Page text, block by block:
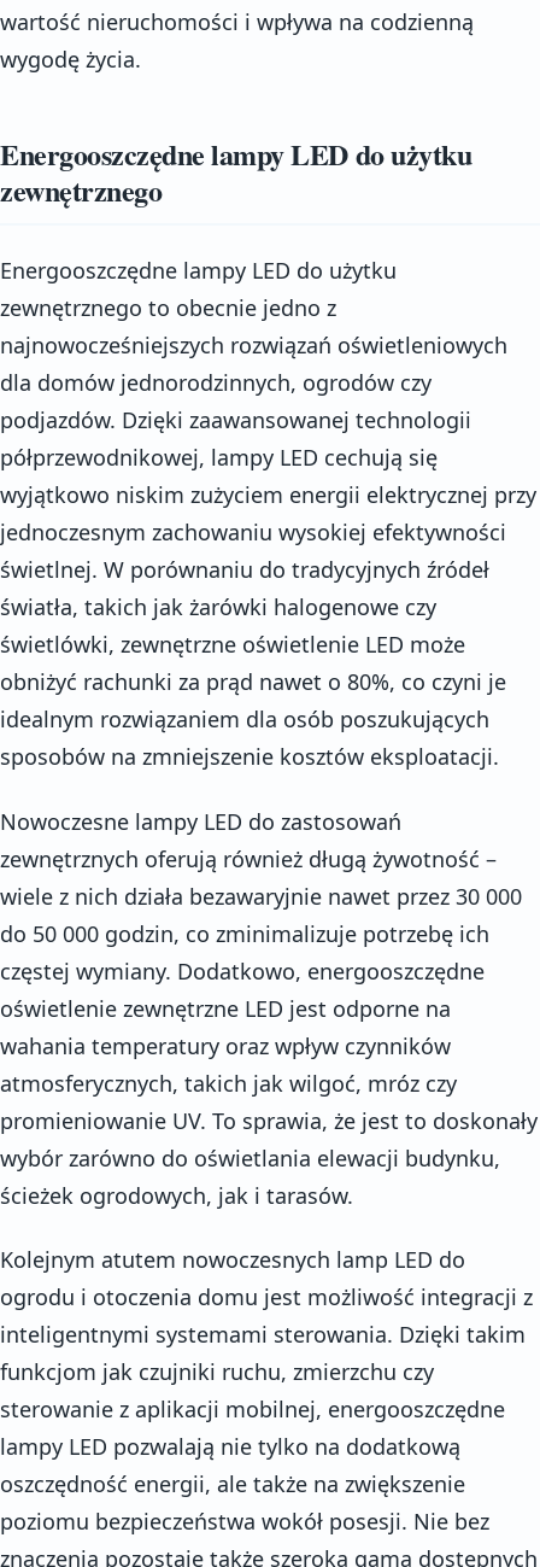
wartość nieruchomości i wpływa na codzienną
wygodę życia.
Energooszczędne lampy LED do użytku
zewnętrznego
Energooszczędne lampy LED do użytku
zewnętrznego to obecnie jedno z
najnowocześniejszych rozwiązań oświetleniowych
dla domów jednorodzinnych, ogrodów czy
podjazdów. Dzięki zaawansowanej technologii
półprzewodnikowej, lampy LED cechują się
wyjątkowo niskim zużyciem energii elektrycznej przy
jednoczesnym zachowaniu wysokiej efektywności
świetlnej. W porównaniu do tradycyjnych źródeł
światła, takich jak żarówki halogenowe czy
świetlówki, zewnętrzne oświetlenie LED może
obniżyć rachunki za prąd nawet o 80%, co czyni je
idealnym rozwiązaniem dla osób poszukujących
sposobów na zmniejszenie kosztów eksploatacji.
Nowoczesne lampy LED do zastosowań
zewnętrznych oferują również długą żywotność –
wiele z nich działa bezawaryjnie nawet przez 30 000
do 50 000 godzin, co zminimalizuje potrzebę ich
częstej wymiany. Dodatkowo, energooszczędne
oświetlenie zewnętrzne LED jest odporne na
wahania temperatury oraz wpływ czynników
atmosferycznych, takich jak wilgoć, mróz czy
promieniowanie UV. To sprawia, że jest to doskonały
wybór zarówno do oświetlania elewacji budynku,
ścieżek ogrodowych, jak i tarasów.
Kolejnym atutem nowoczesnych lamp LED do
ogrodu i otoczenia domu jest możliwość integracji z
inteligentnymi systemami sterowania. Dzięki takim
funkcjom jak czujniki ruchu, zmierzchu czy
sterowanie z aplikacji mobilnej, energooszczędne
lampy LED pozwalają nie tylko na dodatkową
oszczędność energii, ale także na zwiększenie
poziomu bezpieczeństwa wokół posesji. Nie bez
znaczenia pozostaje także szeroka gama dostępnych